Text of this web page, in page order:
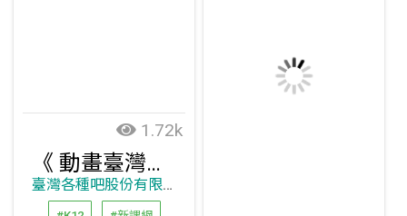
1.72k
《 動畫臺灣史教學強化版 》(教師適用)
臺灣各種吧股份有限公司